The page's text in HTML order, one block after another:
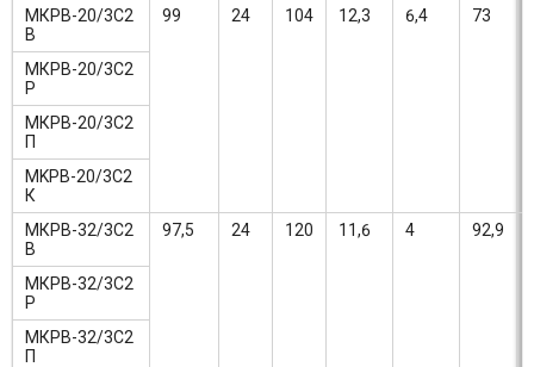
МКРВ-20/3С2
В
99 24 104 12,3 6,4 73
МКРВ-20/3С2
Р
МКРВ-20/3С2
П
MKPВ-20/3С2
К
МКРВ-32/3С2
В
97,5 24 120 11,6 4 92,9
МКРВ-32/3С2
Р
МКРВ-32/3С2
П